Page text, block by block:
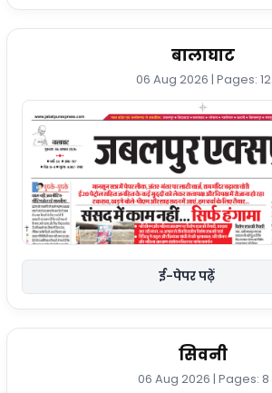
बालाघाट
06 Aug 2026 | Pages: 12
ई-पेपर पढ़ें
सिवनी
06 Aug 2026 | Pages: 8